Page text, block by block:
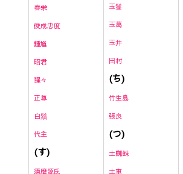
春栄
俊成忠度
鍾馗
昭君
猩々
正尊
白鬚
代主
(す)
須磨源氏
玉鬘
玉葛
玉井
田村
(ち)
竹生島
張良
(つ)
土蜘蛛
土車